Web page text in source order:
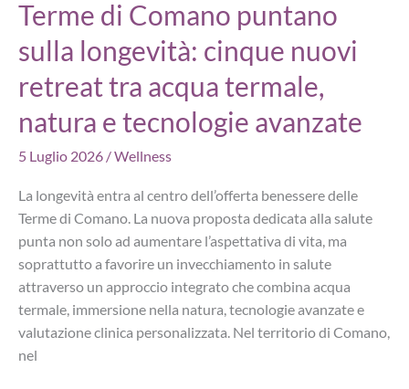
Terme di Comano puntano
sulla longevità: cinque nuovi
retreat tra acqua termale,
natura e tecnologie avanzate
5 Luglio 2026 /Wellness
La longevità entra al centro dell’offerta benessere delle
Terme di Comano. La nuova proposta dedicata alla salute
punta non solo ad aumentare l’aspettativa di vita, ma
soprattutto a favorire un invecchiamento in salute
attraverso un approccio integrato che combina acqua
termale, immersione nella natura, tecnologie avanzate e
valutazione clinica personalizzata. Nel territorio di Comano,
nel